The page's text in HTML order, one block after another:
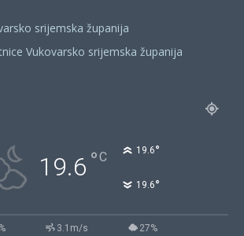
srijemska županija
Vukovarsko srijemska županija
19.6 °C 19.6°
19.6°
3.1m/s 27%